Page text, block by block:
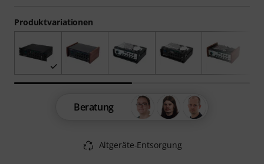
Produktvariationen
Beratung
Altgeräte-Entsorgung